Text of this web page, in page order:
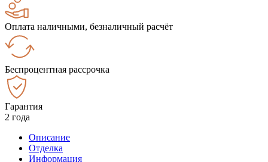
Оплата наличными, безналичный расчёт
Беспроцентная рассрочка
Гарантия
2 года
Описание
Отделка
Информация